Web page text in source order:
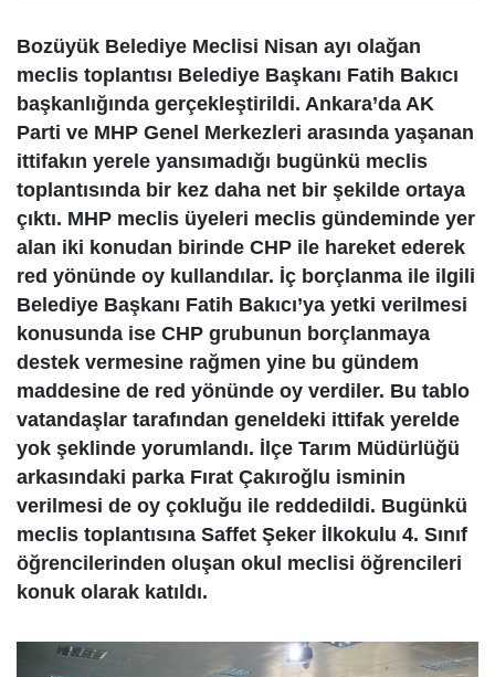
Bozüyük Belediye Meclisi Nisan ayı olağan
meclis toplantısı Belediye Başkanı Fatih Bakıcı
başkanlığında gerçekleştirildi. Ankara’da AK
Parti ve MHP Genel Merkezleri arasında yaşanan
ittifakın yerele yansımadığı bugünkü meclis
toplantısında bir kez daha net bir şekilde ortaya
çıktı. MHP meclis üyeleri meclis gündeminde yer
alan iki konudan birinde CHP ile hareket ederek
red yönünde oy kullandılar. İç borçlanma ile ilgili
Belediye Başkanı Fatih Bakıcı’ya yetki verilmesi
konusunda ise CHP grubunun borçlanmaya
destek vermesine rağmen yine bu gündem
maddesine de red yönünde oy verdiler. Bu tablo
vatandaşlar tarafından geneldeki ittifak yerelde
yok şeklinde yorumlandı. İlçe Tarım Müdürlüğü
arkasındaki parka Fırat Çakıroğlu isminin
verilmesi de oy çokluğu ile reddedildi. Bugünkü
meclis toplantısına Saffet Şeker İlkokulu 4. Sınıf
öğrencilerinden oluşan okul meclisi öğrencileri
konuk olarak katıldı.